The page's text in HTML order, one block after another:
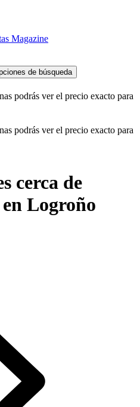
Magazine
de búsqueda
podrás ver el precio exacto para
podrás ver el precio exacto para
cerca de
en Logroño